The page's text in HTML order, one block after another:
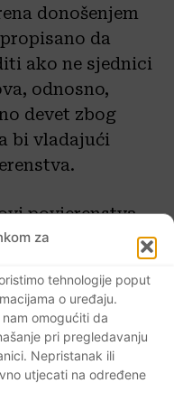
za
tehnologije poput
o uređaju.
omogućiti da
pri pregledavanju
Nepristanak ili
utjecati na određene
donošenjem
da
ako ne sjednici
odnosno,
devet zbog
bi vladajući
povjerenstva
po kojemu rad
s radom
stav brane
može
nije obuhvatila
I sam glavni